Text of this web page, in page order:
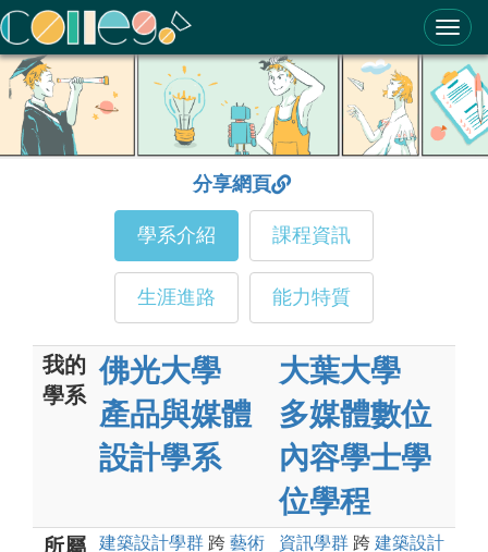
ColleGo! 大學選才與高中育才輔助系統
分享網頁
學系介紹 課程資訊
生涯進路 能力特質
我的
學系
佛光大學
產品與媒體
設計學系
大葉大學
多媒體數位
內容學士學
位學程
所屬
建築設計學群 跨 藝術
資訊學群 跨 建築設計